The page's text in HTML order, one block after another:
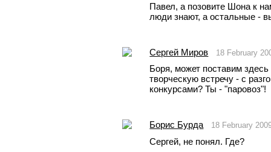
Павел, а позовите Шона к
люди знают, а остальные -
Сергей Миров 18 February
Боря, может поставим
творческую встречу - с
конкурсами? Ты - "паровоз"!
Борис Бурда 18 February
Сергей, не понял. Где?